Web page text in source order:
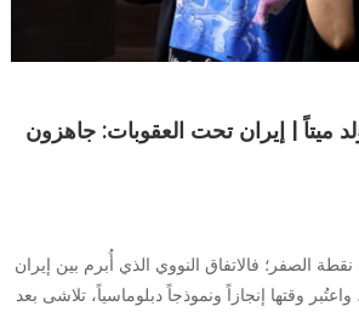
ميتاً | إيران تحت العقوبات: جاهزون
الصفر؛ فالاتفاق النووي الذي أُبرم بين إيران
الدولية عام 2015، واعتُبر وقتها إنجازاً ونموذجاً دبلوماسياً، تلاشى بعد